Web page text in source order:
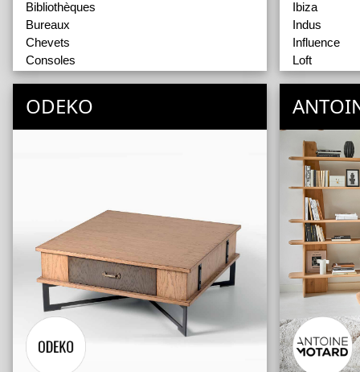
Bibliothèques
Bureaux
Chevets
Consoles
Etagères
Tables Basses et Bouts de Canapés
Ibiza
Indus
Influence
Loft
Nako
Ocean
Pure
Samudra
ODEKO